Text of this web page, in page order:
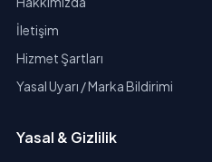
İletişim
Hizmet Şartları
Yasal Uyarı / Marka Bildirimi
Yasal & Gizlilik